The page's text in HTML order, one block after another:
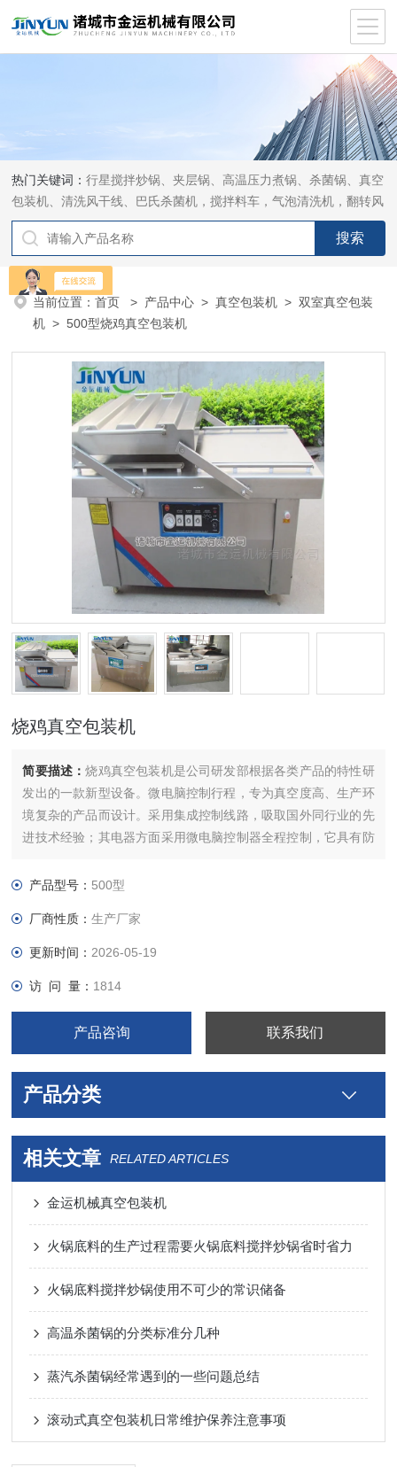
热门关键词：行星搅拌炒锅、夹层锅、高温压力煮锅、杀菌锅、真空
包装机、清洗风干线、巴氏杀菌机，搅拌料车，气泡清洗机，翻转风
干机
当前位置：首页 > 产品中心 >真空包装机 >双室真空包装
机 > 500型烧鸡真空包装机
烧鸡真空包装机
简要描述：烧鸡真空包装机是公司研发部根据各类产品的特性研
发出的一款新型设备。微电脑控制行程，专为真空度高、生产环
境复杂的产品而设计。采用集成控制线路，吸取国外同行业的先
进技术经验；其电器方面采用微电脑控制器全程控制，它具有防
于清洗，就算用水直接冲洗也不会发生任何电器故障；整机采用
产品型号： 500型
厂商性质：生产厂家
更新时间： 2026-05-19
访 问 量： 1814
产品咨询 联系我们
产品分类
相关文章 RELATED ARTICLES
金运机械真空包装机
火锅底料的生产过程需要火锅底料搅拌炒锅省时省力
火锅底料搅拌炒锅使用不可少的常识储备
高温杀菌锅的分类标准分几种
蒸汽杀菌锅经常遇到的一些问题总结
滚动式真空包装机日常维护保养注意事项